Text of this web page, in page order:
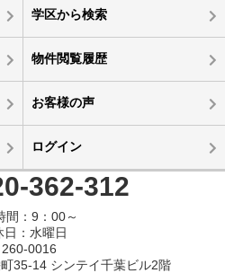
学区から検索
物件閲覧履歴
お客様の声
ログイン
362-312
間：9：00～
日：水曜日
260-0016
35-14 シンテイ千葉ビル2階